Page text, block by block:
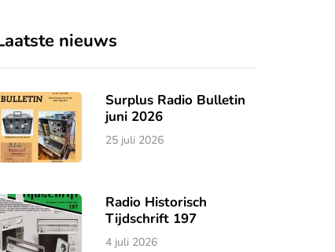
nieuws
Surplus Radio Bulletin
juni 2026
25 juli 2026
Radio Historisch
Tijdschrift 197
4 juli 2026